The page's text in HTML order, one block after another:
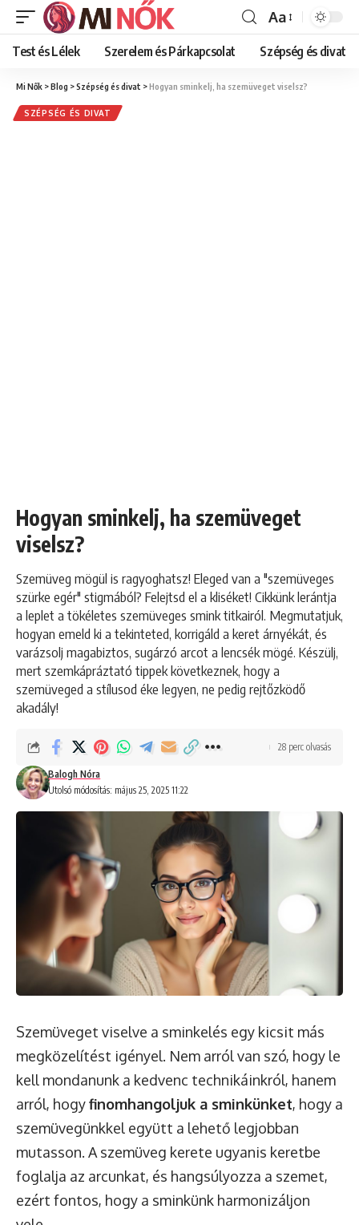
Font
Resizer
Aa
Test és Lélek Szerelem és Párkapcsolat Szépség és divat
Mi Nők >Blog >Szépség és divat >Hogyan sminkelj, ha szemüveget viselsz?
SZÉPSÉG ÉS DIVAT
Hogyan sminkelj, ha szemüveget
viselsz?
Szemüveg mögül is ragyoghatsz! Eleged van a "szemüveges
szürke egér" stigmából? Felejtsd el a kliséket! Cikkünk lerántja
a leplet a tökéletes szemüveges smink titkairól. Megmutatjuk,
hogyan emeld ki a tekinteted, korrigáld a keret árnyékát, és
varázsolj magabiztos, sugárzó arcot a lencsék mögé. Készülj,
mert szemkápráztató tippek következnek, hogy a
szemüveged a stílusod éke legyen, ne pedig rejtőzködő
akadály!
Utolsó módosítás: május 25, 2025 11:22
Balogh Nóra
28 perc olvasás
Szemüveget viselve a sminkelés egy kicsit más
megközelítést igényel. Nem arról van szó, hogy le
kell mondanunk a kedvenc technikáinkról, hanem
arról, hogyfinomhangoljuk a sminkünket, hogy a
szemüvegünkkel együtt a lehető legjobban
mutasson. A szemüveg kerete ugyanis keretbe
foglalja az arcunkat, és hangsúlyozza a szemet,
ezért fontos, hogy a sminkünk harmonizáljon